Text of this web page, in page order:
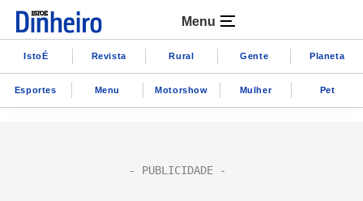
Menu
IstoÉ Revista Rural Gente Planeta
Esportes Menu Motorshow Mulher Pet